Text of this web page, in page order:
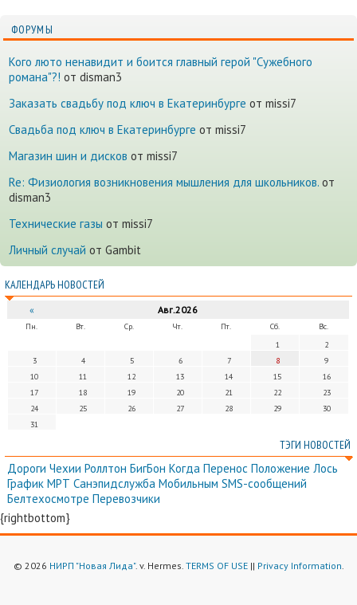
ФОРУМЫ
Кого люто ненавидит и боится главный герой "Сужебного
романа"?! от disman3
Заказать свадьбу под ключ в Екатеринбурге от missi7
Cвадьба под ключ в Екатеринбурге от missi7
Магазин шин и дисков от missi7
Re: Физиология возникновения мышления для школьников. от
disman3
Технические газы от missi7
Личный случай от Gambit
КАЛЕНДАРЬ НОВОСТЕЙ
« Авг.2026
Пн. Вт. Ср. Чт. Пт. Сб.
Вс.
1
2
3
4 5 6 7 8
9
10
11 12 13 14 15
16
17
18 19 20 21 22
23
24
25 26 27 28 29
30
31
ТЭГИ НОВОСТЕЙ
Дороги Чехии Роллтон БигБон Когда Перенос Положение Лось
График МРТ Санэпидслужба Мобильным SMS-сообщений
Белтехосмотре Перевозчики
{rightbottom}
© 2026 НИРП "Новая Лида". v. Hermes. TERMS OF USE|| Privacy Information.